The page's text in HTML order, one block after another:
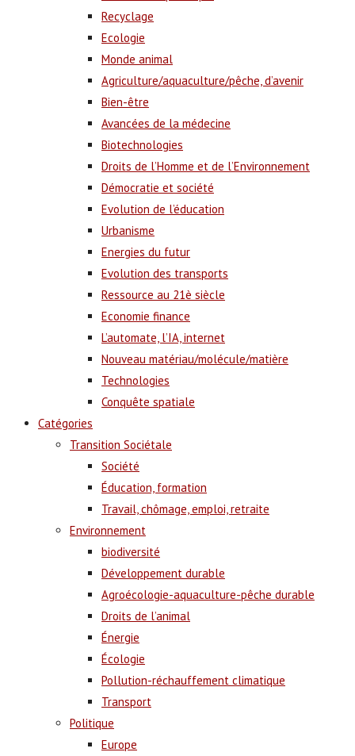
Recyclage
Ecologie
Monde animal
Agriculture/aquaculture/pêche, d’avenir
Bien-être
Avancées de la médecine
Biotechnologies
Droits de l’Homme et de l’Environnement
Démocratie et société
Evolution de l’éducation
Urbanisme
Energies du futur
Evolution des transports
Ressource au 21è siècle
Economie finance
L’automate, l’IA, internet
Nouveau matériau/molécule/matière
Technologies
Conquête spatiale
Catégories
Transition Sociétale
Société
Éducation, formation
Travail, chômage, emploi, retraite
Environnement
biodiversité
Développement durable
Agroécologie-aquaculture-pêche durable
Droits de l’animal
Énergie
Écologie
Pollution-réchauffement climatique
Transport
Politique
Europe